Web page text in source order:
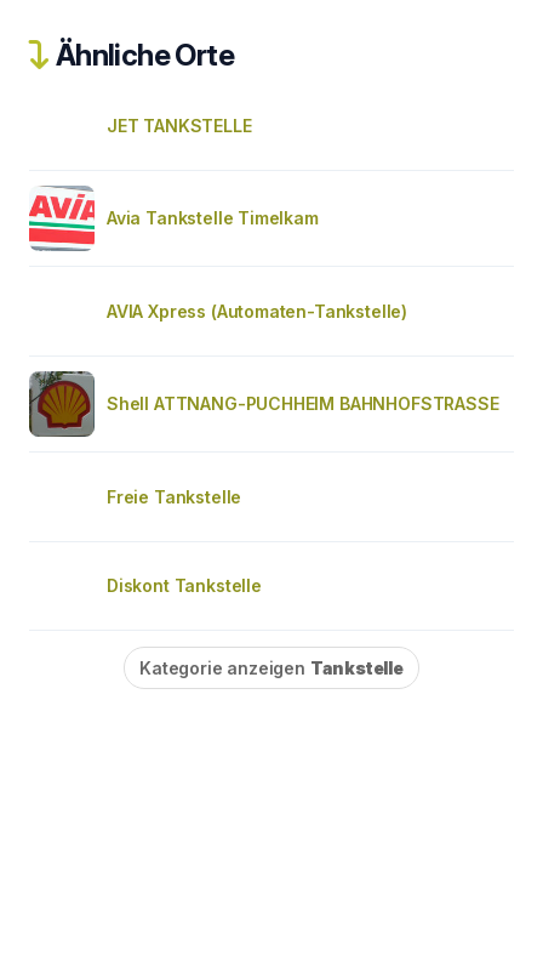
Ähnliche Orte
JET TANKSTELLE
Avia Tankstelle Timelkam
AVIA Xpress (Automaten-Tankstelle)
Shell ATTNANG-PUCHHEIM BAHNHOFSTRASSE
Freie Tankstelle
Diskont Tankstelle
Kategorie anzeigen Tankstelle